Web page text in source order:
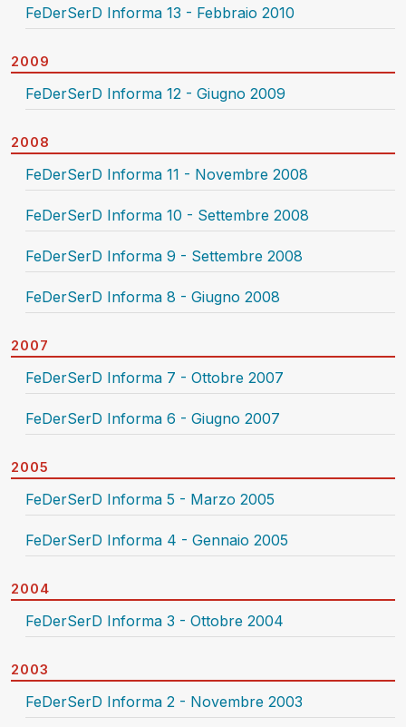
FeDerSerD Informa 13 - Febbraio 2010
2009
FeDerSerD Informa 12 - Giugno 2009
2008
FeDerSerD Informa 11 - Novembre 2008
FeDerSerD Informa 10 - Settembre 2008
FeDerSerD Informa 9 - Settembre 2008
FeDerSerD Informa 8 - Giugno 2008
2007
FeDerSerD Informa 7 - Ottobre 2007
FeDerSerD Informa 6 - Giugno 2007
2005
FeDerSerD Informa 5 - Marzo 2005
FeDerSerD Informa 4 - Gennaio 2005
2004
FeDerSerD Informa 3 - Ottobre 2004
2003
FeDerSerD Informa 2 - Novembre 2003